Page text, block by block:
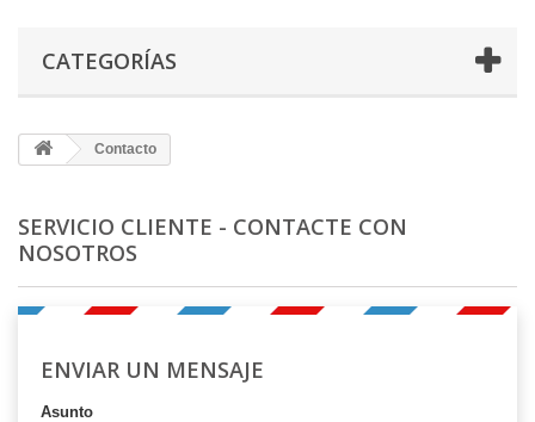
CATEGORÍAS
Contacto
SERVICIO CLIENTE - CONTACTE CON
NOSOTROS
ENVIAR UN MENSAJE
Asunto